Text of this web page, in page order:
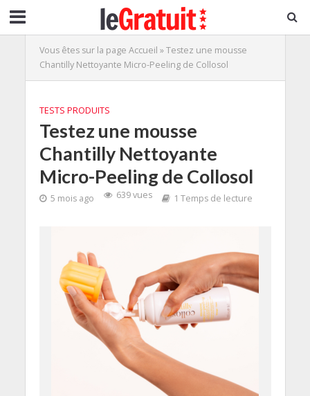
Vous êtes sur la page Accueil »Testez une mousse
Chantilly Nettoyante Micro-Peeling de Collosol
TESTS PRODUITS
Testez une mousse
Chantilly Nettoyante
Micro-Peeling de Collosol
5 mois ago 639 vues 1 Temps de lecture